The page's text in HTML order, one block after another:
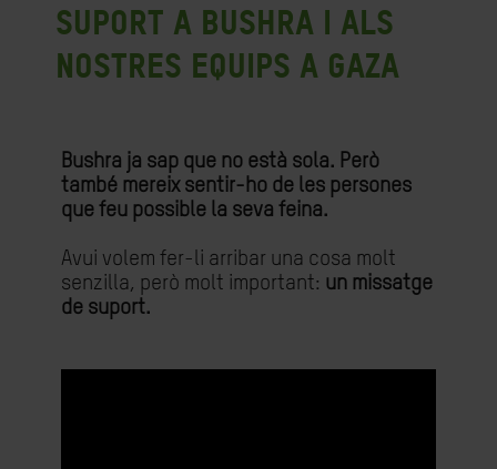
suport a Bushra i als
nostres equips a Gaza
Bushra ja sap que no està sola. Però
també mereix sentir-ho de les persones
que feu possible la seva feina.
Avui volem fer-li arribar una cosa molt
senzilla, però molt important: un missatge
de suport.